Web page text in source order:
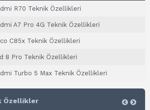
R70 Teknik Özellikleri
A7 Pro 4G Teknik Özellikleri
C85x Teknik Özellikleri
8 Pro Teknik Özellikleri
Turbo 5 Max Teknik Özellikleri
Özellikler